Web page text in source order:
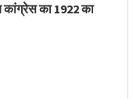
कांग्रेस का 1922 का